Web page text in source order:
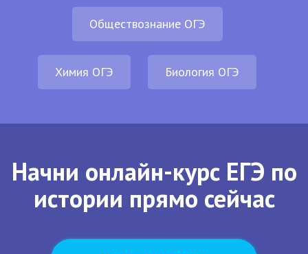
Обществознание ОГЭ
Химия ОГЭ Биология ОГЭ
Начни онлайн-курс ЕГЭ по
истории прямо сейчас